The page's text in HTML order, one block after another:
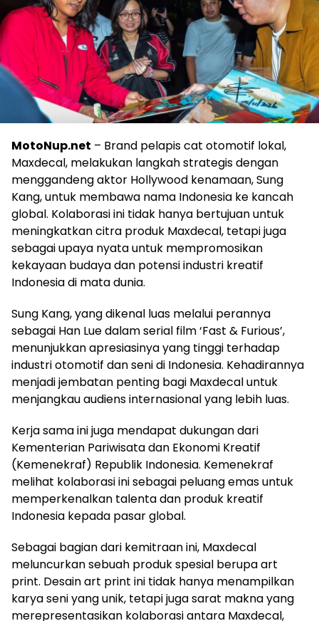
MotoNup.net – Brand pelapis cat otomotif lokal,
Maxdecal, melakukan langkah strategis dengan
menggandeng aktor Hollywood kenamaan, Sung
Kang, untuk membawa nama Indonesia ke kancah
global. Kolaborasi ini tidak hanya bertujuan untuk
meningkatkan citra produk Maxdecal, tetapi juga
sebagai upaya nyata untuk mempromosikan
kekayaan budaya dan potensi industri kreatif
Indonesia di mata dunia.
Sung Kang, yang dikenal luas melalui perannya
sebagai Han Lue dalam serial film ‘Fast & Furious’,
menunjukkan apresiasinya yang tinggi terhadap
industri otomotif dan seni di Indonesia. Kehadirannya
menjadi jembatan penting bagi Maxdecal untuk
menjangkau audiens internasional yang lebih luas.
Kerja sama ini juga mendapat dukungan dari
Kementerian Pariwisata dan Ekonomi Kreatif
(Kemenekraf) Republik Indonesia. Kemenekraf
melihat kolaborasi ini sebagai peluang emas untuk
memperkenalkan talenta dan produk kreatif
Indonesia kepada pasar global.
Sebagai bagian dari kemitraan ini, Maxdecal
meluncurkan sebuah produk spesial berupa art
print. Desain art print ini tidak hanya menampilkan
karya seni yang unik, tetapi juga sarat makna yang
merepresentasikan kolaborasi antara Maxdecal,